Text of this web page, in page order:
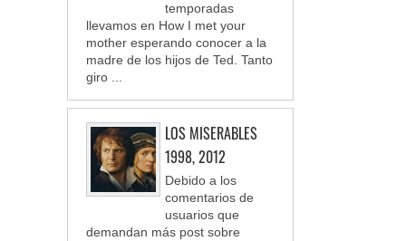
temporadas
llevamos en How I met your
mother esperando conocer a la
madre de los hijos de Ted. Tanto
giro ...
LOS MISERABLES
1998, 2012
Debido a los
comentarios de
usuarios que
demandan más post sobre